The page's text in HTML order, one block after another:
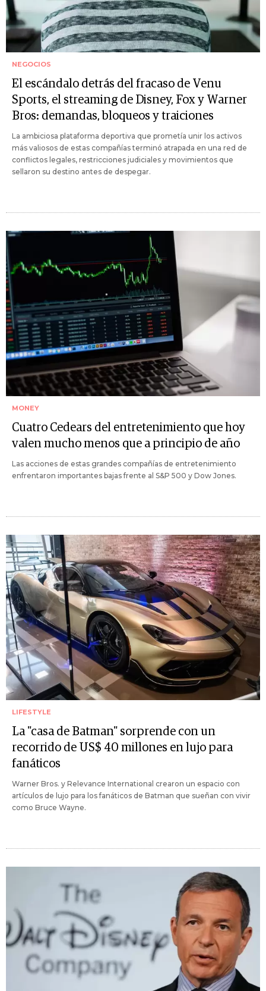
NEGOCIOS
El escándalo detrás del fracaso de Venu
Sports, el streaming de Disney, Fox y Warner
Bros: demandas, bloqueos y traiciones
La ambiciosa plataforma deportiva que prometía unir los activos
más valiosos de estas compañías terminó atrapada en una red de
conflictos legales, restricciones judiciales y movimientos que
sellaron su destino antes de despegar.
MONEY
Cuatro Cedears del entretenimiento que hoy
valen mucho menos que a principio de año
Las acciones de estas grandes compañías de entretenimiento
enfrentaron importantes bajas frente al S&P 500 y Dow Jones.
LIFESTYLE
La "casa de Batman" sorprende con un
recorrido de US$ 40 millones en lujo para
fanáticos
Warner Bros. y Relevance International crearon un espacio con
artículos de lujo para los fanáticos de Batman que sueñan con vivir
como Bruce Wayne.